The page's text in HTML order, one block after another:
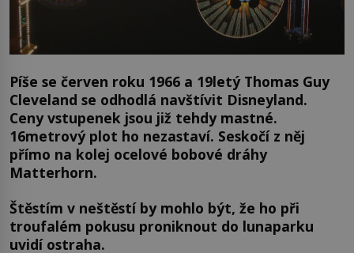
Píše se červen roku 1966 a 19letý Thomas Guy
Cleveland se odhodlá navštívit Disneyland.
Ceny vstupenek jsou již tehdy mastné.
16metrový plot ho nezastaví. Seskočí z něj
přímo na kolej ocelové bobové dráhy
Matterhorn.
Štěstím v neštěstí by mohlo být, že ho při
troufalém pokusu proniknout do lunaparku
uvidí ostraha.